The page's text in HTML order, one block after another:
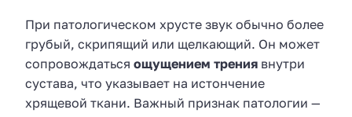
При патологическом хрусте звук обычно более
грубый, скрипящий или щелкающий. Он может
сопровождаться ощущением трения внутри
сустава, что указывает на истончение
хрящевой ткани. Важный признак патологии —